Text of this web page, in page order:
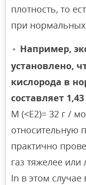
плотность, то
при нормальных
Например,
установлено,
кислорода в
составляет 1,43
M (<E2)= 32 г /
относительную
практично
газ тяжелее или
In в этом